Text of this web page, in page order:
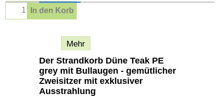
In den Korb
Mehr
Der Strandkorb Düne Teak PE
grey mit Bullaugen - gemütlicher
Zweisitzer mit exklusiver
Ausstrahlung